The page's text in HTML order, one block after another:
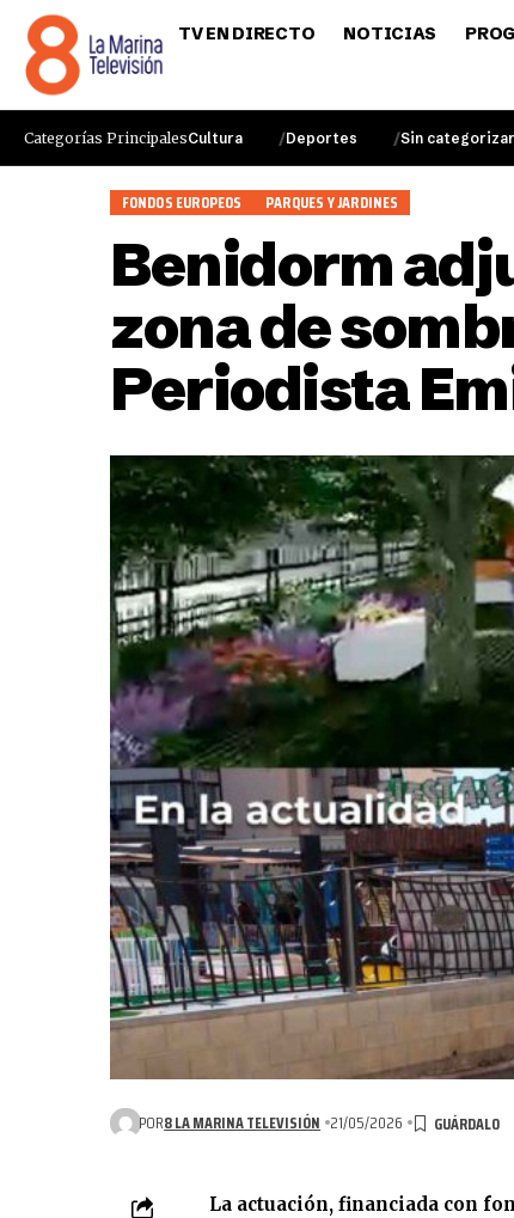
TV EN DIRECTO NOTICIAS
Categorías PrincipalesCultura Deportes Sin categorizar
FONDOS EUROPEOS PARQUES Y JARDINES
Benidorm
zona de
Periodista
POR8 LA MARINA TELEVISIÓN 21/05/2026
La actuación, financiada con